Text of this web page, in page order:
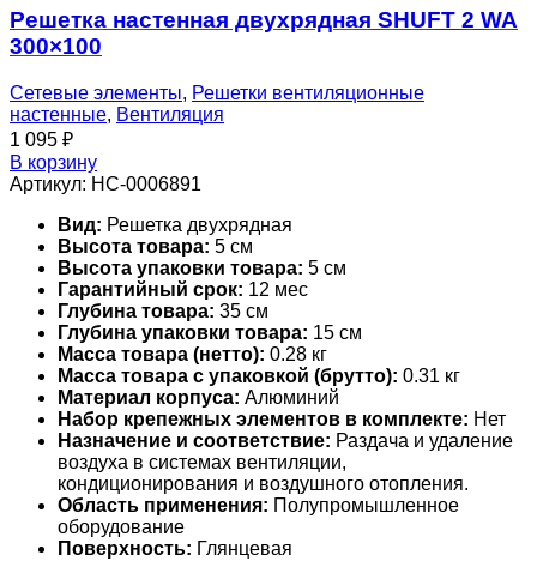
Решетка настенная двухрядная SHUFT 2 WA
300×100
Сетевые элементы, Решетки вентиляционные
настенные, Вентиляция
1 095 ₽
В корзину
Артикул: НС-0006891
Вид: Решетка двухрядная
Высота товара: 5 см
Высота упаковки товара: 5 см
Гарантийный срок: 12 мес
Глубина товара: 35 см
Глубина упаковки товара: 15 см
Масса товара (нетто): 0.28 кг
Масса товара с упаковкой (брутто): 0.31 кг
Материал корпуса: Алюминий
Набор крепежных элементов в комплекте: Нет
Назначение и соответствие: Раздача и удаление
воздуха в системах вентиляции,
кондиционирования и воздушного отопления.
Область применения: Полупромышленное
оборудование
Поверхность: Глянцевая